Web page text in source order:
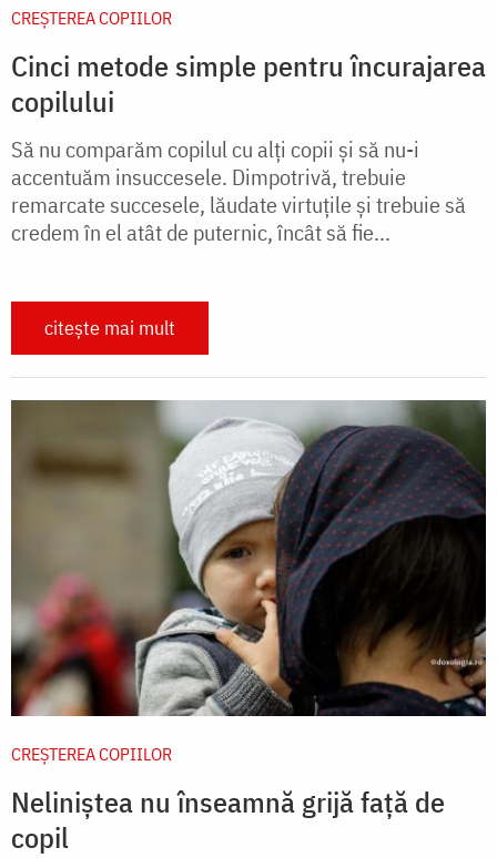
CREŞTEREA COPIILOR
Cinci metode simple pentru încurajarea
copilului
Să nu comparăm copilul cu alți copii și să nu-i
accentuăm insuccesele. Dimpotrivă, trebuie
remarcate succesele, lăudate virtuțile și trebuie să
credem în el atât de puternic, încât să fie...
citește mai mult
CREŞTEREA COPIILOR
Neliniștea nu înseamnă grijă față de
copil